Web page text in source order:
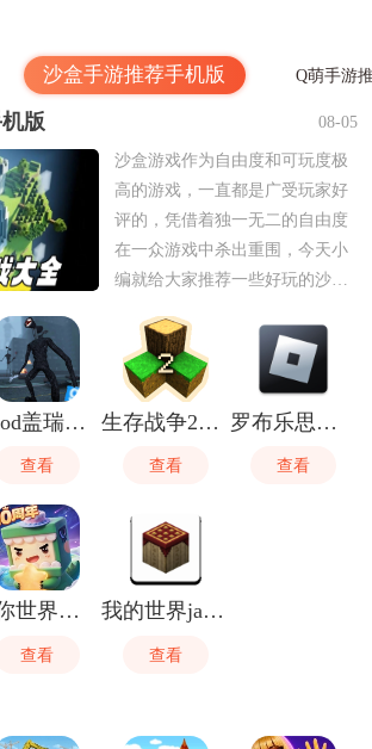
沙盒手游推荐手机版 Q萌手游
版 08-05
沙盒游戏作为自由度和可玩度极
高的游戏，一直都是广受玩家好
评的，凭借着独一无二的自由度
在一众游戏中杀出重围，今天小
编就给大家推荐一些好玩的沙盒
下载体验。
gmod盖瑞模组
查看
生存战争2中文版
查看
罗布乐思（国际服）
查看
迷你世界雨林版
查看
我的世界java版
查看